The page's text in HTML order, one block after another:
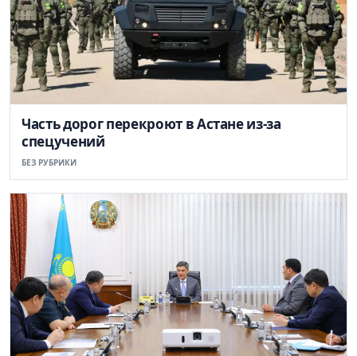
Часть дорог перекроют в Астане из-за
спецучений
БЕЗ РУБРИКИ